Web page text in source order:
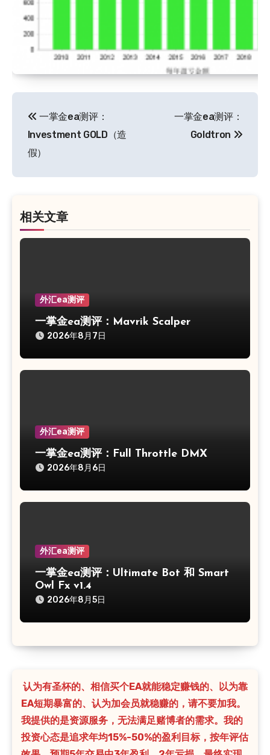
章
导
航
一掌金ea测评：
Investment GOLD（造
假）
一掌金ea测评：
Goldtron
相关文章
外汇ea测评
一掌金ea测评：Mavrik Scalper
2026年8月7日
外汇ea测评
一掌金ea测评：Full Throttle DMX
2026年8月6日
外汇ea测评
一掌金ea测评：Ultimate Bot 和 Smart
Owl Fx v1.4
2026年8月5日
认为有圣杯的、相信买个EA就能稳定赚钱的、以为靠
EA短期暴富的、认为加会员就稳赚的，请不要加我。
我提供的是资源服务，无法满足赌博者的需求。我的
投资心态是追求年均15%-50%的盈利目标，按年评估